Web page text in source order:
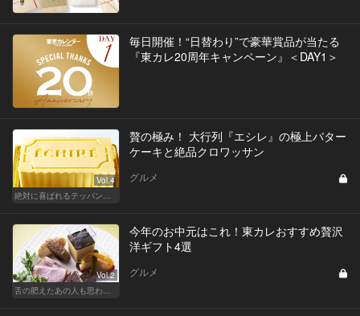
毎日開催！“日替わり”で豪華賞品が当たる
『東カレ20周年キャンペーン』＜DAY1＞
Vol.4
絶対に喜ばれるテッパン手土産
贅の極み！ 大行列『エシレ』の極上バター
ケーキと絶品クロワッサン
グルメ
Vol.2
舌の肥えたあの人も思わず舌鼓!?厳選お中元
今年のお中元はこれ！東カレおすすめ贅沢
洋ギフト4選
グルメ